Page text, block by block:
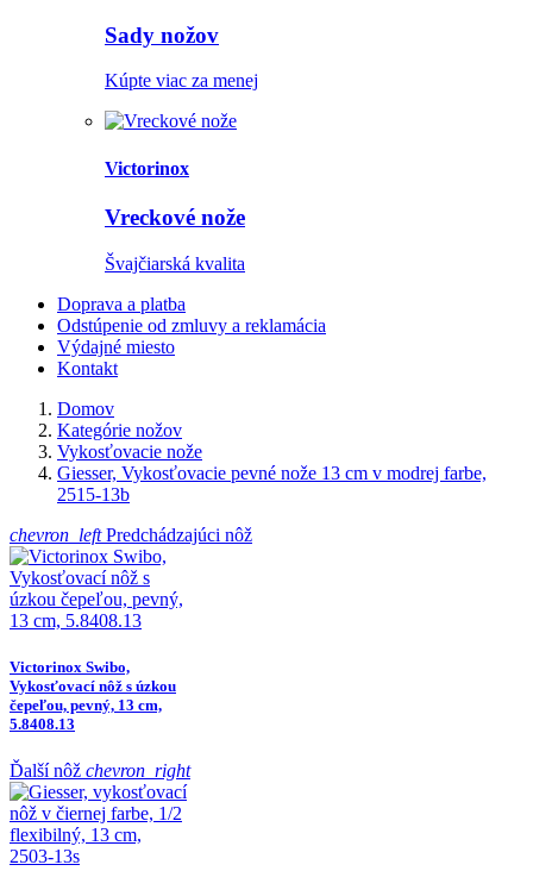
Sady nožov
Kúpte viac za menej
Victorinox
Vreckové nože
Švajčiarská kvalita
Doprava a platba
Odstúpenie od zmluvy a reklamácia
Výdajné miesto
Kontakt
Domov
Kategórie nožov
Vykosťovacie nože
Giesser, Vykosťovacie pevné nože 13 cm v modrej farbe,
2515-13b
chevron_leftPredchádzajúci nôž
Victorinox Swibo,
Vykosťovací nôž s úzkou
čepeľou, pevný, 13 cm,
5.8408.13
Ďalší nôž chevron_right